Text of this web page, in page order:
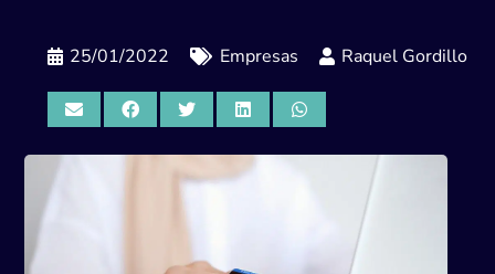
25/01/2022 Empresas Raquel Gordillo